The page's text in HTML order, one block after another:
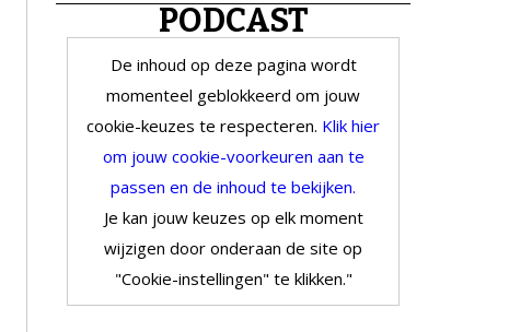
PODCAST
De inhoud op deze pagina wordt
momenteel geblokkeerd om jouw
cookie-keuzes te respecteren. Klik hier
om jouw cookie-voorkeuren aan te
passen en de inhoud te bekijken.
Je kan jouw keuzes op elk moment
wijzigen door onderaan de site op
"Cookie-instellingen" te klikken."